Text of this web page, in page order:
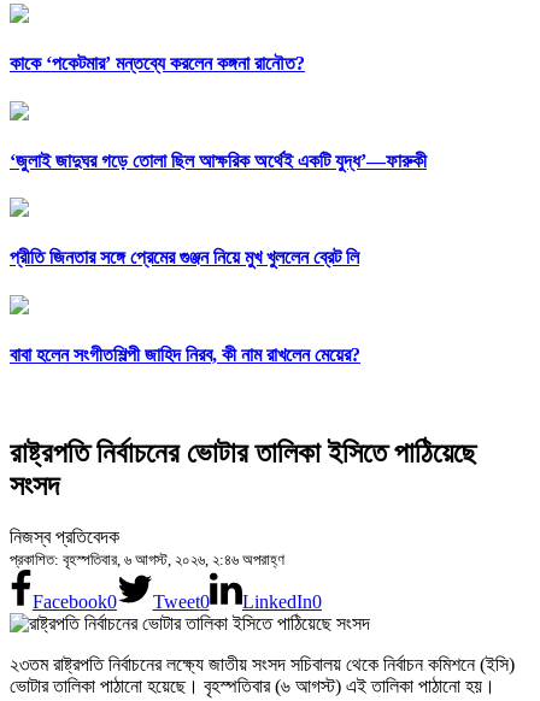
কাকে ‘পকেটমার’ মন্তব্যে করলেন কঙ্গনা রানৌত?
‘জুলাই জাদুঘর গড়ে তোলা ছিল আক্ষরিক অর্থেই একটি যুদ্ধ’—ফারুকী
প্রীতি জিনতার সঙ্গে প্রেমের গুঞ্জন নিয়ে মুখ খুললেন ব্রেট লি
বাবা হলেন সংগীতশিল্পী জাহিদ নিরব, কী নাম রাখলেন মেয়ের?
রাষ্ট্রপতি নির্বাচনের ভোটার তালিকা ইসিতে পাঠিয়েছে
সংসদ
নিজস্ব প্রতিবেদক
প্রকাশিত: বৃহস্পতিবার, ৬ আগস্ট, ২০২৬, ২:৪৬ অপরাহ্ণ
Facebook0 Tweet0 LinkedIn0
২৩তম রাষ্ট্রপতি নির্বাচনের লক্ষ্যে জাতীয় সংসদ সচিবালয় থেকে নির্বাচন কমিশনে (ইসি)
ভোটার তালিকা পাঠানো হয়েছে। বৃহস্পতিবার (৬ আগস্ট) এই তালিকা পাঠানো হয়।